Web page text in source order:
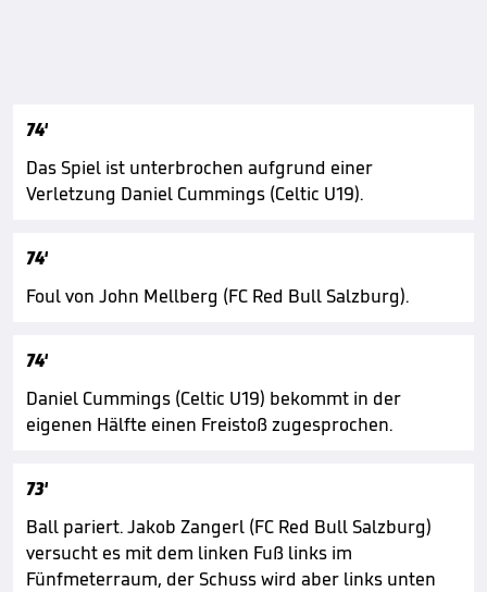
74'
Das Spiel ist unterbrochen aufgrund einer
Verletzung Daniel Cummings (Celtic U19).
74'
Foul von John Mellberg (FC Red Bull Salzburg).
74'
Daniel Cummings (Celtic U19) bekommt in der
eigenen Hälfte einen Freistoß zugesprochen.
73'
Ball pariert. Jakob Zangerl (FC Red Bull Salzburg)
versucht es mit dem linken Fuß links im
Fünfmeterraum, der Schuss wird aber links unten